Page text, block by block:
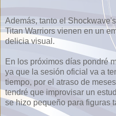
Además, tanto el
Titan Warriors vienen en un
delicia visual.
En los próximos días pondré
ya que la sesión oficial va a
tiempo, por el atraso de
tendré que improvisar un
se hizo pequeño para figuras